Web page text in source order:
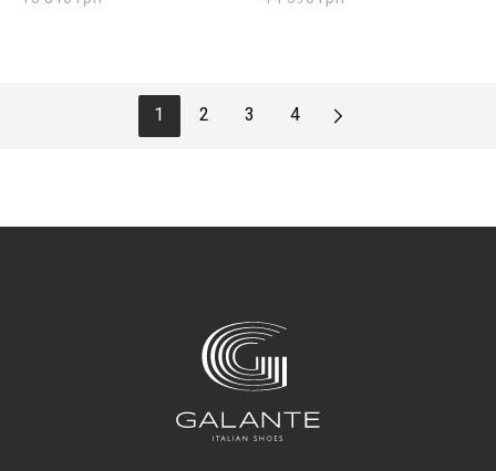
1 2 3 4